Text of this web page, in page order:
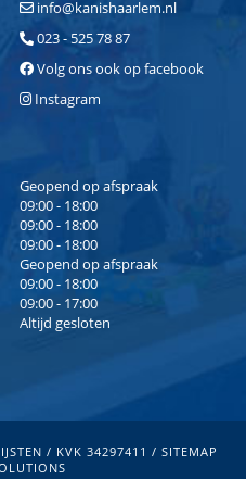
info@kanishaarlem.nl
023 - 525 78 87
Volg ons ook op facebook
Instagram
Geopend op afspraak
09:00 - 18:00
09:00 - 18:00
09:00 - 18:00
Geopend op afspraak
09:00 - 18:00
09:00 - 17:00
Altijd gesloten
/ KVK 34297411 / SITEMAP